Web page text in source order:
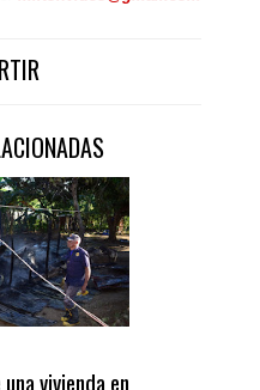
vivienda en